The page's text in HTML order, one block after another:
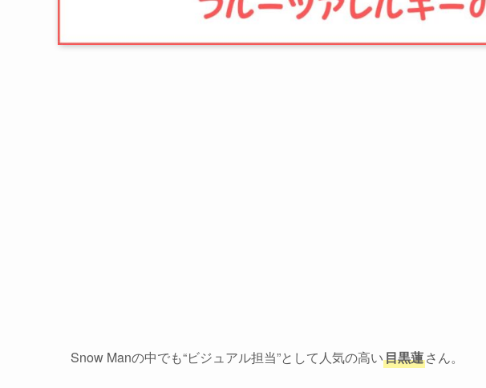
Snow Manの中でも“ビジュアル担当”として人気の高い目黒蓮さん。